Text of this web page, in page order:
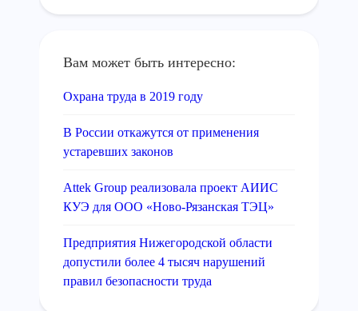
Вам может быть интересно:
Охрана труда в 2019 году
В России откажутся от применения
устаревших законов
Attek Group реализовала проект АИИС
КУЭ для ООО «Ново-Рязанская ТЭЦ»
Предприятия Нижегородской области
допустили более 4 тысяч нарушений
правил безопасности труда